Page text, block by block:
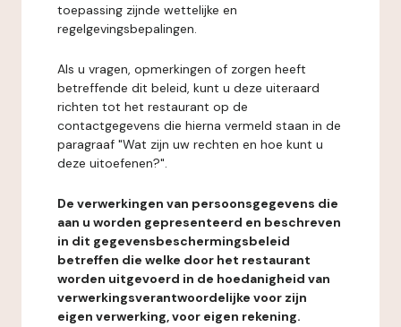
toepassing zijnde wettelijke en
regelgevingsbepalingen.
Als u vragen, opmerkingen of zorgen heeft
betreffende dit beleid, kunt u deze uiteraard
richten tot het restaurant op de
contactgegevens die hierna vermeld staan in de
paragraaf "Wat zijn uw rechten en hoe kunt u
deze uitoefenen?".
De verwerkingen van persoonsgegevens die
aan u worden gepresenteerd en beschreven
in dit gegevensbeschermingsbeleid
betreffen die welke door het restaurant
worden uitgevoerd in de hoedanigheid van
verwerkingsverantwoordelijke voor zijn
eigen verwerking, voor eigen rekening.